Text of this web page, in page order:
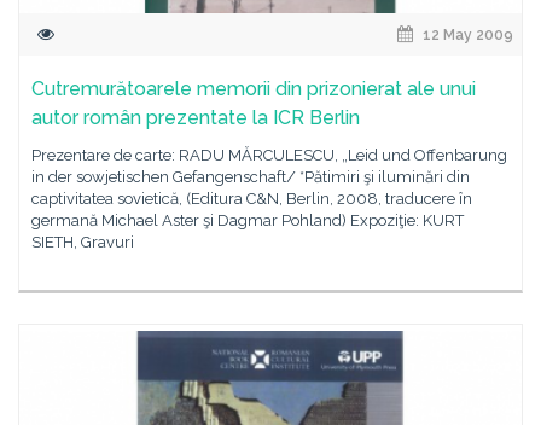
12 May 2009
Cutremurătoarele memorii din prizonierat ale unui
autor român prezentate la ICR Berlin
Prezentare de carte: RADU MĂRCULESCU, „Leid und Offenbarung
in der sowjetischen Gefangenschaft/ *Pătimiri şi iluminări din
captivitatea sovietică, (Editura C&N, Berlin, 2008, traducere în
germană Michael Aster şi Dagmar Pohland) Expoziţie: KURT
SIETH, Gravuri